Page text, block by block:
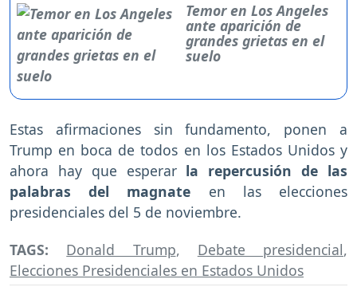
Temor en Los Angeles
ante aparición de
grandes grietas en el
suelo
Estas afirmaciones sin fundamento, ponen a
Trump en boca de todos en los Estados Unidos y
ahora hay que esperar la repercusión de las
palabras del magnate en las elecciones
presidenciales del 5 de noviembre.
TAGS: Donald Trump, Debate presidencial,
Elecciones Presidenciales en Estados Unidos